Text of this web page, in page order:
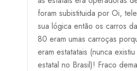
foram subistituida por Oi,
sua lógica então os carros
80 eram umas carroças
eram estatatais (nunca
estatal no Brasil)! Fraco